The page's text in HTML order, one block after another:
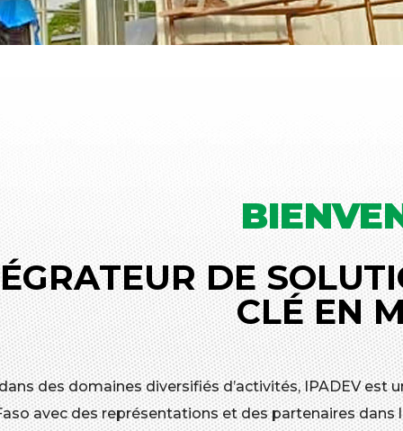
DE
CLÉ EN
des domaines diversifiés d’activités, IPADEV
avec des représentations et des partenaires